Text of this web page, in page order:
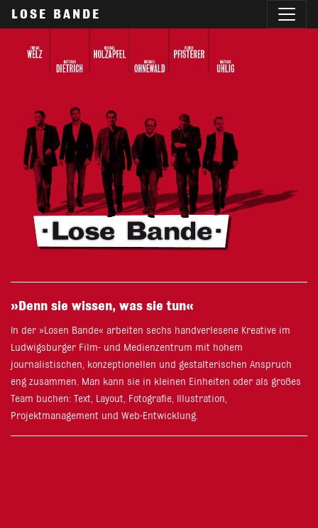
LOSE BANDE
»Denn sie wissen, was sie tun«
In der »Losen Bande« arbeiten sechs handverlesene Kreative im
Ludwigsburger Film- und Medienzentrum mit hohem
journalistischen, konzeptionellen und gestalterischen Anspruch
eng zusammen. Man kann sie in kleinen Einheiten oder als großes
Team buchen: Text, Layout, Fotografie, Illustration,
Projektmanagement und Web-Entwicklung.